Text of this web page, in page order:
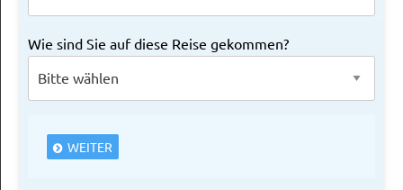
Wie sind Sie auf diese Reise gekommen?
WEITER